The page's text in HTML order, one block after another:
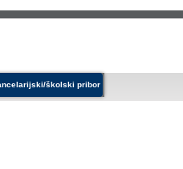
školski pribor